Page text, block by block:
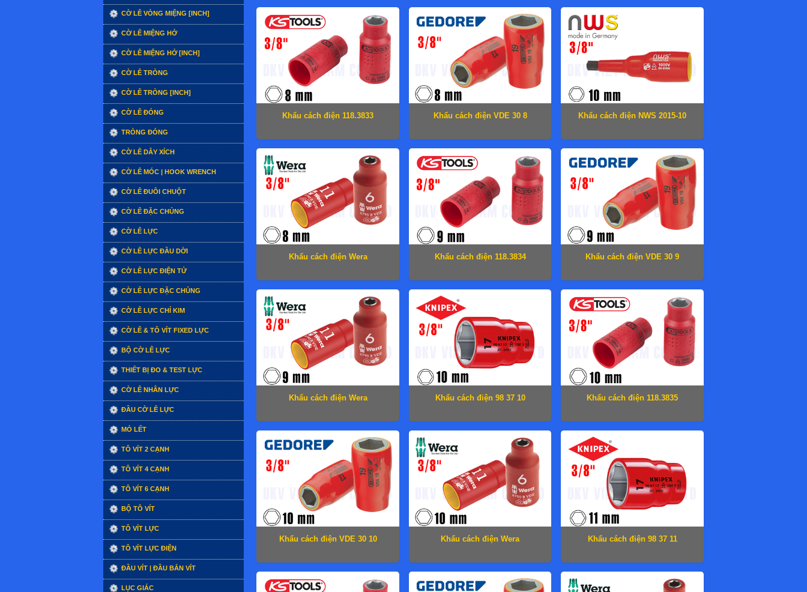
CỜ LÊ VÒNG MIỆNG [INCH]
CỜ LÊ MIỆNG HỞ
CỜ LÊ MIỆNG HỞ [INCH]
CỜ LÊ TRÒNG
CỜ LÊ TRÒNG [INCH]
CỜ LÊ ĐÓNG
TRÒNG ĐÓNG
CỜ LÊ DÂY XÍCH
CỜ LÊ MÓC | HOOK WRENCH
CỜ LÊ ĐUÔI CHUỘT
CỜ LÊ ĐẶC CHỦNG
CỜ LÊ LỰC
CỜ LÊ LỰC ĐẦU DỜI
CỜ LÊ LỰC ĐIỆN TỬ
CỜ LÊ LỰC ĐẶC CHỦNG
CỜ LÊ LỰC CHỈ KIM
CỜ LÊ & TÔ VÍT FIXED LỰC
BỘ CỜ LÊ LỰC
THIẾT BỊ ĐO & TEST LỰC
CỜ LÊ NHÂN LỰC
ĐẦU CỜ LÊ LỰC
MỎ LẾT
TÔ VÍT 2 CẠNH
TÔ VÍT 4 CẠNH
TÔ VÍT 6 CẠNH
BỘ TÔ VÍT
TÔ VÍT LỰC
TÔ VÍT LỰC ĐIỆN
ĐẦU VÍT | ĐẦU BẮN VÍT
LỤC GIÁC
Khẩu cách điện 118.3833 Khẩu cách điện VDE 30 8 Khẩu cách điện NWS 2015-10
Khẩu cách điện Wera
Khẩu cách điện 118.3834 Khẩu cách điện VDE 30 9
Khẩu cách điện Wera
Khẩu cách điện 98 37 10 Khẩu cách điện 118.3835
Khẩu cách điện VDE 30 10
Khẩu cách điện Wera
Khẩu cách điện 98 37 11